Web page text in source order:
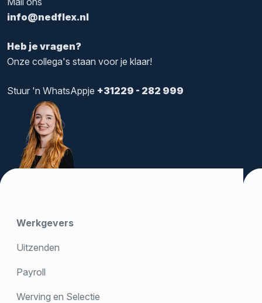
Heb je vragen?
Onze collega's staan voor je klaar!
info@nedflex.nl
Stuur 'n WhatsAppje +31229 - 282 999
Werkgevers
Uitzenden
Payroll
Werving en Selectie